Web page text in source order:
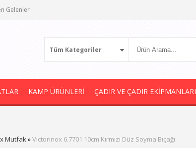
Gelenler
Tüm Kategoriler
KAMP ÜRÜNLERİ ÇADIR VE ÇADIR EKİPMANLARI
Mutfak Victorinox 6.7701 10cm Kırmızı Düz Soyma Bıçağı